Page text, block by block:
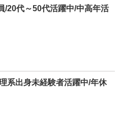
/20代～50代活躍中/中高年活
系出身未経験者活躍中/年休